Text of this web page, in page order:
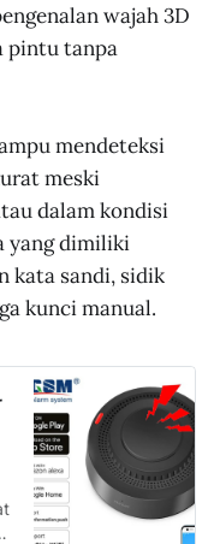
wajah 3D
pintu tanpa
mendeteksi
meski
dalam kondisi
yang dimiliki
kata sandi, sidik
kunci manual.